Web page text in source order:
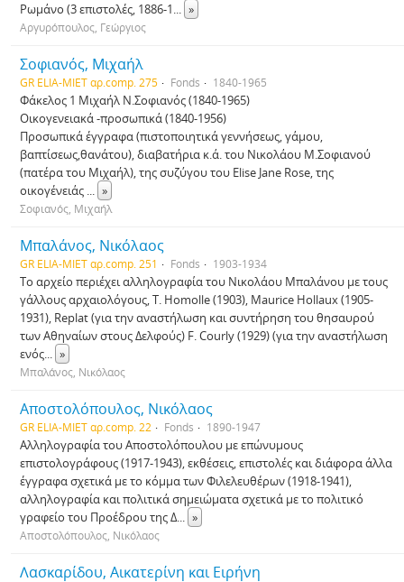
Ρωμάνο (3 επιστολές, 1886-1... »
Αργυρόπουλος, Γεώργιος
Σοφιανός, Μιχαήλ
GR ELIA-MIET αρ.comp. 275 Fonds 1840-1965
Φάκελος 1 Μιχαήλ Ν.Σοφιανός (1840-1965)
Οικογενειακά -προσωπικά (1840-1956)
Προσωπικά έγγραφα (πιστοποιητικά γεννήσεως, γάμου,
βαπτίσεως,θανάτου), διαβατήρια κ.ά. του Νικολάου Μ.Σοφιανού
(πατέρα του Μιχαήλ), της συζύγου του Elise Jane Rose, της
οικογένειάς ... »
Σοφιανός, Μιχαήλ
Μπαλάνος, Νικόλαος
GR ELIA-MIET αρ.comp. 251 Fonds 1903-1934
Το αρχείο περιέχει αλληλογραφία του Νικολάου Μπαλάνου με τους
γάλλους αρχαιολόγους, T. Homolle (1903), Maurice Hollaux (1905-
1931), Replat (για την αναστήλωση και συντήρηση του θησαυρού
των Αθηναίων στους Δελφούς) F. Courly (1929) (για την αναστήλωση
ενός... »
Μπαλάνος, Νικόλαος
Αποστολόπουλος, Νικόλαος
GR ELIA-MIET αρ.comp. 22 Fonds 1890-1947
Αλληλογραφία του Αποστολόπουλου με επώνυμους
επιστολογράφους (1917-1943), εκθέσεις, επιστολές και διάφορα άλλα
έγγραφα σχετικά με το κόμμα των Φιλελευθέρων (1918-1941),
αλληλογραφία και πολιτικά σημειώματα σχετικά με το πολιτικό
γραφείο του Προέδρου της Δ... »
Αποστολόπουλος, Νικόλαος
Λασκαρίδου, Αικατερίνη και Ειρήνη